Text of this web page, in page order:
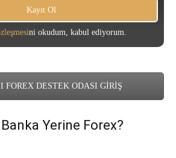
ni okudum, kabul ediyorum.
FOREX DESTEK ODASI GİRİŞ
Yerine Forex?